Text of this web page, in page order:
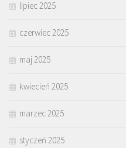
lipiec 2025
czerwiec 2025
maj 2025
kwiecień 2025
marzec 2025
styczeń 2025